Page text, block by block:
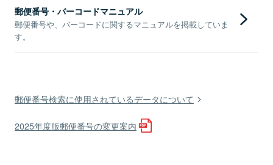
郵便番号・バーコードマニュアル
郵便番号や、バーコードに関するマニュアルを掲載していま
す。
郵便番号検索に使用されているデータについて
2025年度版郵便番号の変更案内